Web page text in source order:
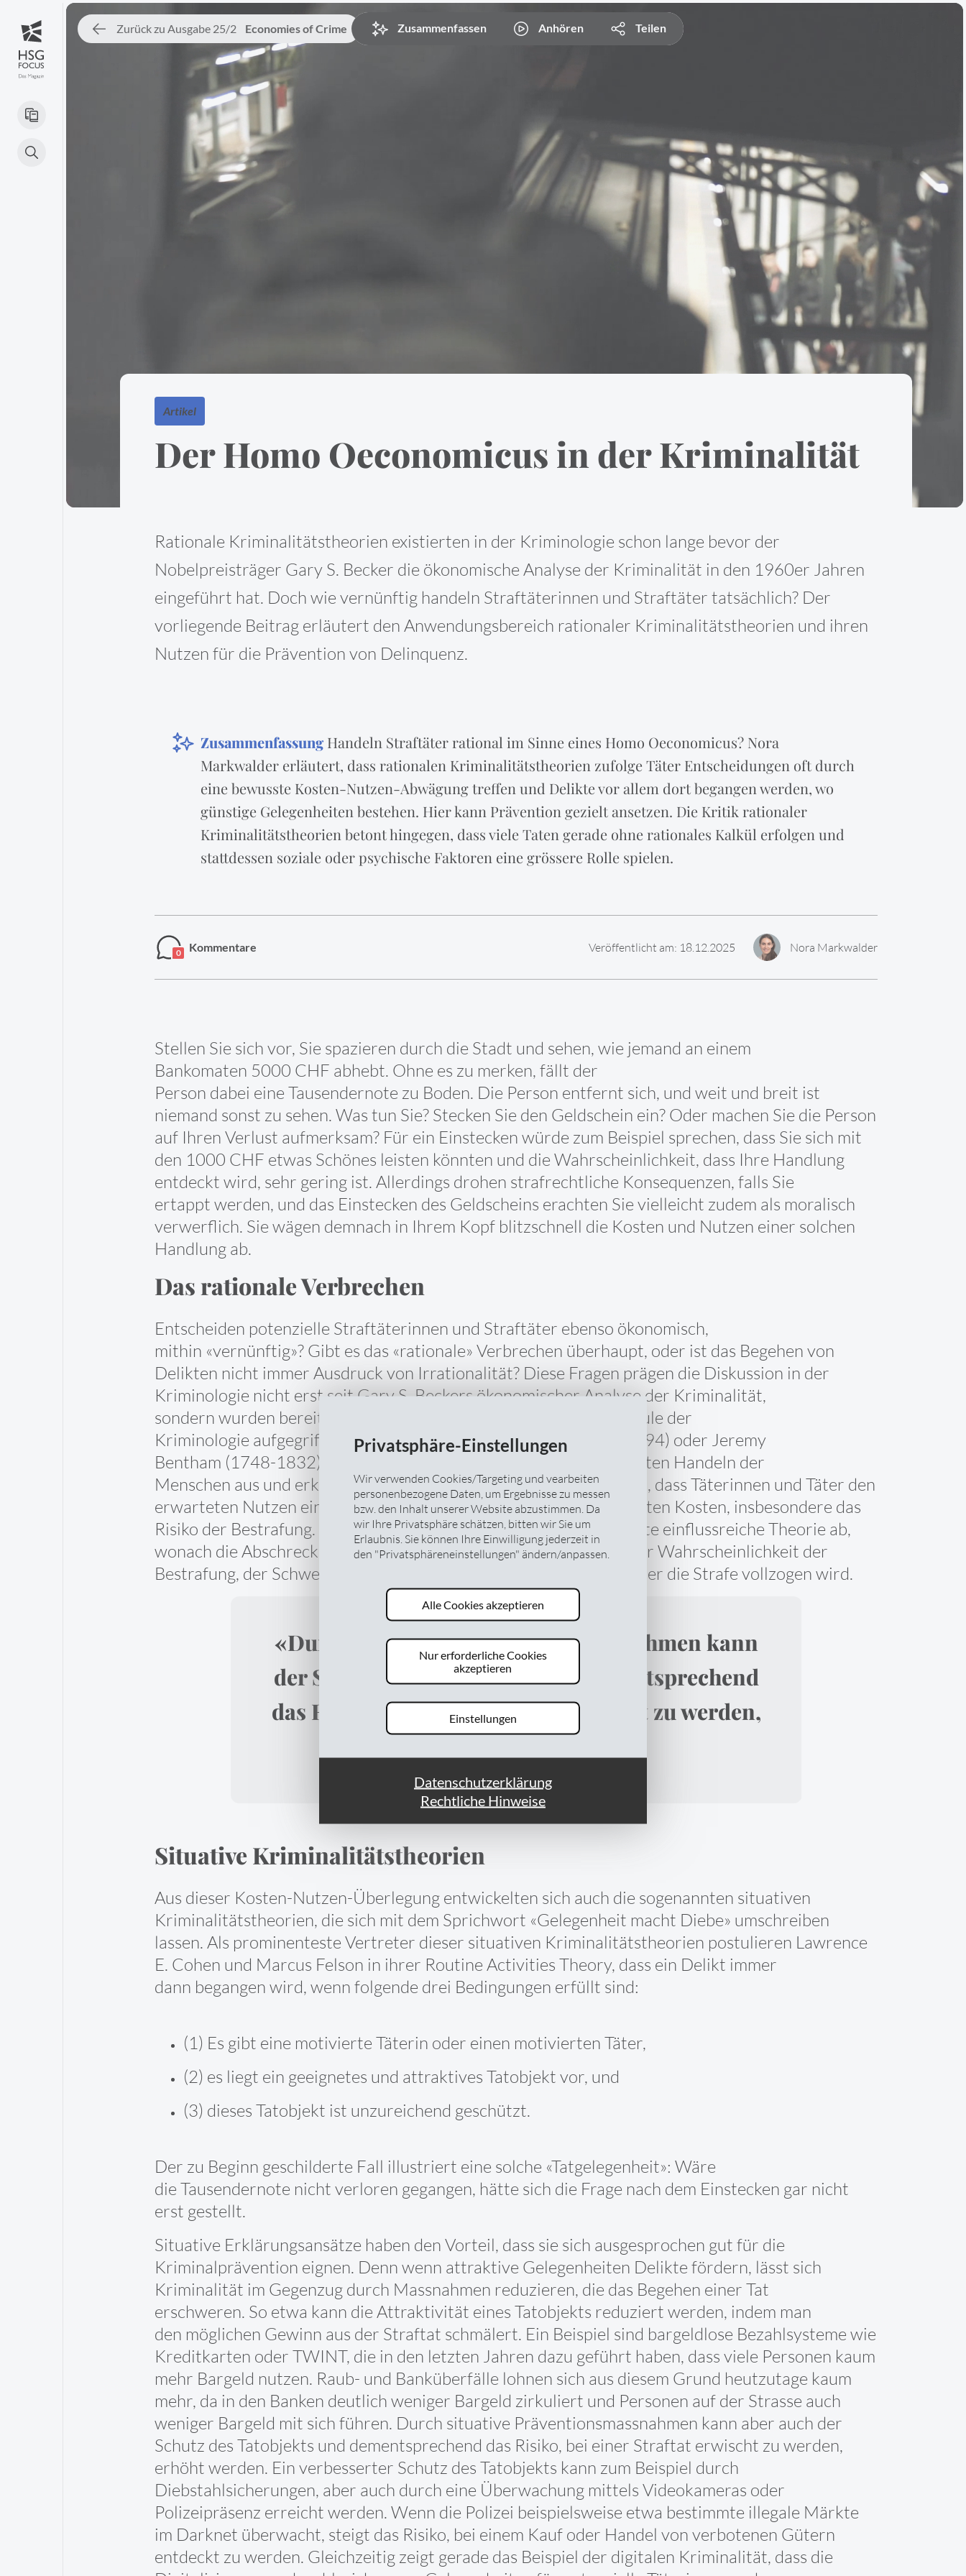
Privatsphäre-Einstellungen
Wir verwenden Cookies/Targeting und vearbeiten
personenbezogene Daten, um Ergebnisse zu messen
bzw. den Inhalt unserer Website abzustimmen. Da
wir Ihre Privatsphäre schätzen, bitten wir Sie um
Erlaubnis. Sie können Ihre Einwilligung jederzeit in
den "Privatsphäreneinstellungen" ändern/anpassen.
Alle Cookies akzeptieren
Nur erforderliche Cookies
akzeptieren
Einstellungen
Datenschutzerklärung
Rechtliche Hinweise
Zurück zu Ausgabe 25/2 Economies of Crime Zusammenfassen Anhören Teilen
Artikel
Der Homo Oeconomicus in der Kriminalität
Rationale Kriminalitätstheorien existierten in der Kriminologie schon lange bevor der
Nobelpreisträger Gary S. Becker die ökonomische Analyse der Kriminalität in den 1960er Jahren
eingeführt hat. Doch wie vernünftig handeln Straftäterinnen und Straftäter tatsächlich? Der
vorliegende Beitrag erläutert den Anwendungsbereich rationaler Kriminalitätstheorien und ihren
Nutzen für die Prävention von Delinquenz.
ZusammenfassungHandeln Straftäter rational im Sinne eines Homo Oeconomicus? Nora
Markwalder erläutert, dass rationalen Kriminalitätstheorien zufolge Täter Entscheidungen oft durch
eine bewusste Kosten-Nutzen-Abwägung treffen und Delikte vor allem dort begangen werden, wo
günstige Gelegenheiten bestehen. Hier kann Prävention gezielt ansetzen. Die Kritik rationaler
Kriminalitätstheorien betont hingegen, dass viele Taten gerade ohne rationales Kalkül erfolgen und
stattdessen soziale oder psychische Faktoren eine grössere Rolle spielen.
0 Kommentare Veröffentlicht am: 18.12.2025 Nora Markwalder
Stellen Sie sich vor, Sie spazieren durch die Stadt und sehen, wie jemand an einem
Bankomaten 5000 CHF abhebt. Ohne es zu merken, fällt der
Person dabei eine Tausendernote zu Boden. Die Person entfernt sich, und weit und breit ist
niemand sonst zu sehen. Was tun Sie? Stecken Sie den Geldschein ein? Oder machen Sie die Person
auf Ihren Verlust aufmerksam? Für ein Einstecken würde zum Beispiel sprechen, dass Sie sich mit
den 1000 CHF etwas Schönes leisten könnten und die Wahrscheinlichkeit, dass Ihre Handlung
entdeckt wird, sehr gering ist. Allerdings drohen strafrechtliche Konsequenzen, falls Sie
ertappt werden, und das Einstecken des Geldscheins erachten Sie vielleicht zudem als moralisch
verwerflich. Sie wägen demnach in Ihrem Kopf blitzschnell die Kosten und Nutzen einer solchen
Handlung ab.
Das rationale Verbrechen
Entscheiden potenzielle Straftäterinnen und Straftäter ebenso ökonomisch,
mithin «vernünftig»? Gibt es das «rationale» Verbrechen überhaupt, oder ist das Begehen von
Delikten nicht immer Ausdruck von Irrationalität? Diese Fragen prägen die Diskussion in der
Kriminologie nicht erst seit Gary S. Beckers ökonomischer Analyse der Kriminalität,
sondern wurden bereits im 18. Jahrhundert in der Klassischen Schule der
Kriminologie aufgegriffen. Gelehrte wie Cesare Beccaria (1738-1794) oder Jeremy
Bentham (1748-1832) gingen von einem freien und vernunftbasierten Handeln der
Menschen aus und erklärten die Entstehung von Kriminalität damit, dass Täterinnen und Täter den
erwarteten Nutzen eines Delikts höher einschätzen als die erwarteten Kosten, insbesondere das
Risiko der Bestrafung. Daraus leitete Cesare Beccaria seine bis heute einflussreiche Theorie ab,
wonach die Abschreckungswirkung von Strafen abhängig ist von der Wahrscheinlichkeit der
Bestrafung, der Schwere der Strafe sowie der Geschwindigkeit, in der die Strafe vollzogen wird.
«Durch situative Präventionsmassnahmen kann
der Schutz des Tatobjekts und dementsprechend
das Risiko, bei einer Straftat erwischt zu werden,
Situative Kriminalitätstheorien
Aus dieser Kosten-Nutzen-Überlegung entwickelten sich auch die sogenannten situativen
Kriminalitätstheorien, die sich mit dem Sprichwort «Gelegenheit macht Diebe» umschreiben
lassen. Als prominenteste Vertreter dieser situativen Kriminalitätstheorien postulieren Lawrence
E. Cohen und Marcus Felson in ihrer Routine Activities Theory, dass ein Delikt immer
dann begangen wird, wenn folgende drei Bedingungen erfüllt sind:
(1) Es gibt eine motivierte Täterin oder einen motivierten Täter,
(2) es liegt ein geeignetes und attraktives Tatobjekt vor, und
(3) dieses Tatobjekt ist unzureichend geschützt.
Der zu Beginn geschilderte Fall illustriert eine solche «Tatgelegenheit»: Wäre
die Tausendernote nicht verloren gegangen, hätte sich die Frage nach dem Einstecken gar nicht
erst gestellt.
Situative Erklärungsansätze haben den Vorteil, dass sie sich ausgesprochen gut für die
Kriminalprävention eignen. Denn wenn attraktive Gelegenheiten Delikte fördern, lässt sich
Kriminalität im Gegenzug durch Massnahmen reduzieren, die das Begehen einer Tat
erschweren. So etwa kann die Attraktivität eines Tatobjekts reduziert werden, indem man
den möglichen Gewinn aus der Straftat schmälert. Ein Beispiel sind bargeldlose Bezahlsysteme wie
Kreditkarten oder TWINT, die in den letzten Jahren dazu geführt haben, dass viele Personen kaum
mehr Bargeld nutzen. Raub- und Banküberfälle lohnen sich aus diesem Grund heutzutage kaum
mehr, da in den Banken deutlich weniger Bargeld zirkuliert und Personen auf der Strasse auch
weniger Bargeld mit sich führen. Durch situative Präventionsmassnahmen kann aber auch der
Schutz des Tatobjekts und dementsprechend das Risiko, bei einer Straftat erwischt zu werden,
erhöht werden. Ein verbesserter Schutz des Tatobjekts kann zum Beispiel durch
Diebstahlsicherungen, aber auch durch eine Überwachung mittels Videokameras oder
Polizeipräsenz erreicht werden. Wenn die Polizei beispielsweise etwa bestimmte illegale Märkte
im Darknet überwacht, steigt das Risiko, bei einem Kauf oder Handel von verbotenen Gütern
entdeckt zu werden. Gleichzeitig zeigt gerade das Beispiel der digitalen Kriminalität, dass die